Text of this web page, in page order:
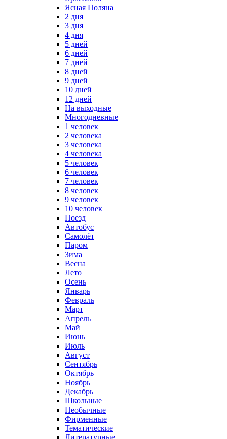
Ясная Поляна
2 дня
3 дня
4 дня
5 дней
6 дней
7 дней
8 дней
9 дней
10 дней
12 дней
На выходные
Многодневные
1 человек
2 человека
3 человека
4 человека
5 человек
6 человек
7 человек
8 человек
9 человек
10 человек
Поезд
Автобус
Самолёт
Паром
Зима
Весна
Лето
Осень
Январь
Февраль
Март
Апрель
Май
Июнь
Июль
Август
Сентябрь
Октябрь
Ноябрь
Декабрь
Школьные
Необычные
Фирменные
Тематические
Литературные